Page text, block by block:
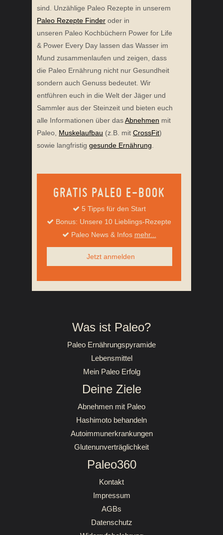
sind. Unzählige Paleo Rezepte in unserem
Paleo Rezepte Finder oder in
unseren Paleo Kochbüchern Power for Life
& Power Every Day lassen das Wasser im
Mund zusammenlaufen und zeigen, dass
die Paleo Ernährung nicht nur Gesundheit
sondern auch Genuss bedeutet. Wir
entführen euch in die Welt der Jäger und
Sammler aus der Steinzeit und bieten euch
alle Informationen über dasAbnehmen mit
Paleo, Muskelaufbau (z.B. mit CrossFit)
sowie langfristig gesunde Ernährung
GRATIS PALEO E-BOOK
5 Tipps für den Start
Bonus: Unsere 10 Lieblings-Rezepte
Paleo News & Infos mehr...
Jetzt anmelden
Was ist Paleo?
Paleo Ernährungspyramide
Lebensmittel
Mein Paleo Erfolg
Deine Ziele
Abnehmen mit Paleo
Hashimoto behandeln
Autoimmunerkrankungen
Glutenunverträglichkeit
Paleo360
Kontakt
Impressum
AGBs
Datenschutz